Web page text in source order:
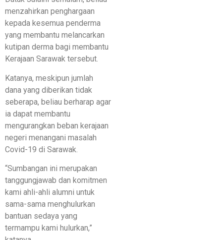
menzahirkan penghargaan
kepada kesemua penderma
yang membantu melancarkan
kutipan derma bagi membantu
Kerajaan Sarawak tersebut.
Katanya, meskipun jumlah
dana yang diberikan tidak
seberapa, beliau berharap agar
ia dapat membantu
mengurangkan beban kerajaan
negeri menangani masalah
Covid-19 di Sarawak.
“Sumbangan ini merupakan
tanggungjawab dan komitmen
kami ahli-ahli alumni untuk
sama-sama menghulurkan
bantuan sedaya yang
termampu kami hulurkan,”